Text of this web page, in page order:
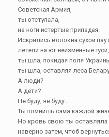
Советская Армия,
ты отступала,
на ноги истертые припадая.
Искрились волокна сухой
летели на юг неизменные гуси,
ты шла, покидая поля
ты шла, оставляя леса
А люди?
А дети?
Не буду, не буду…
Ты помнишь сама каждой
Но кровь свою ты оставляла
наверно затем, чтоб